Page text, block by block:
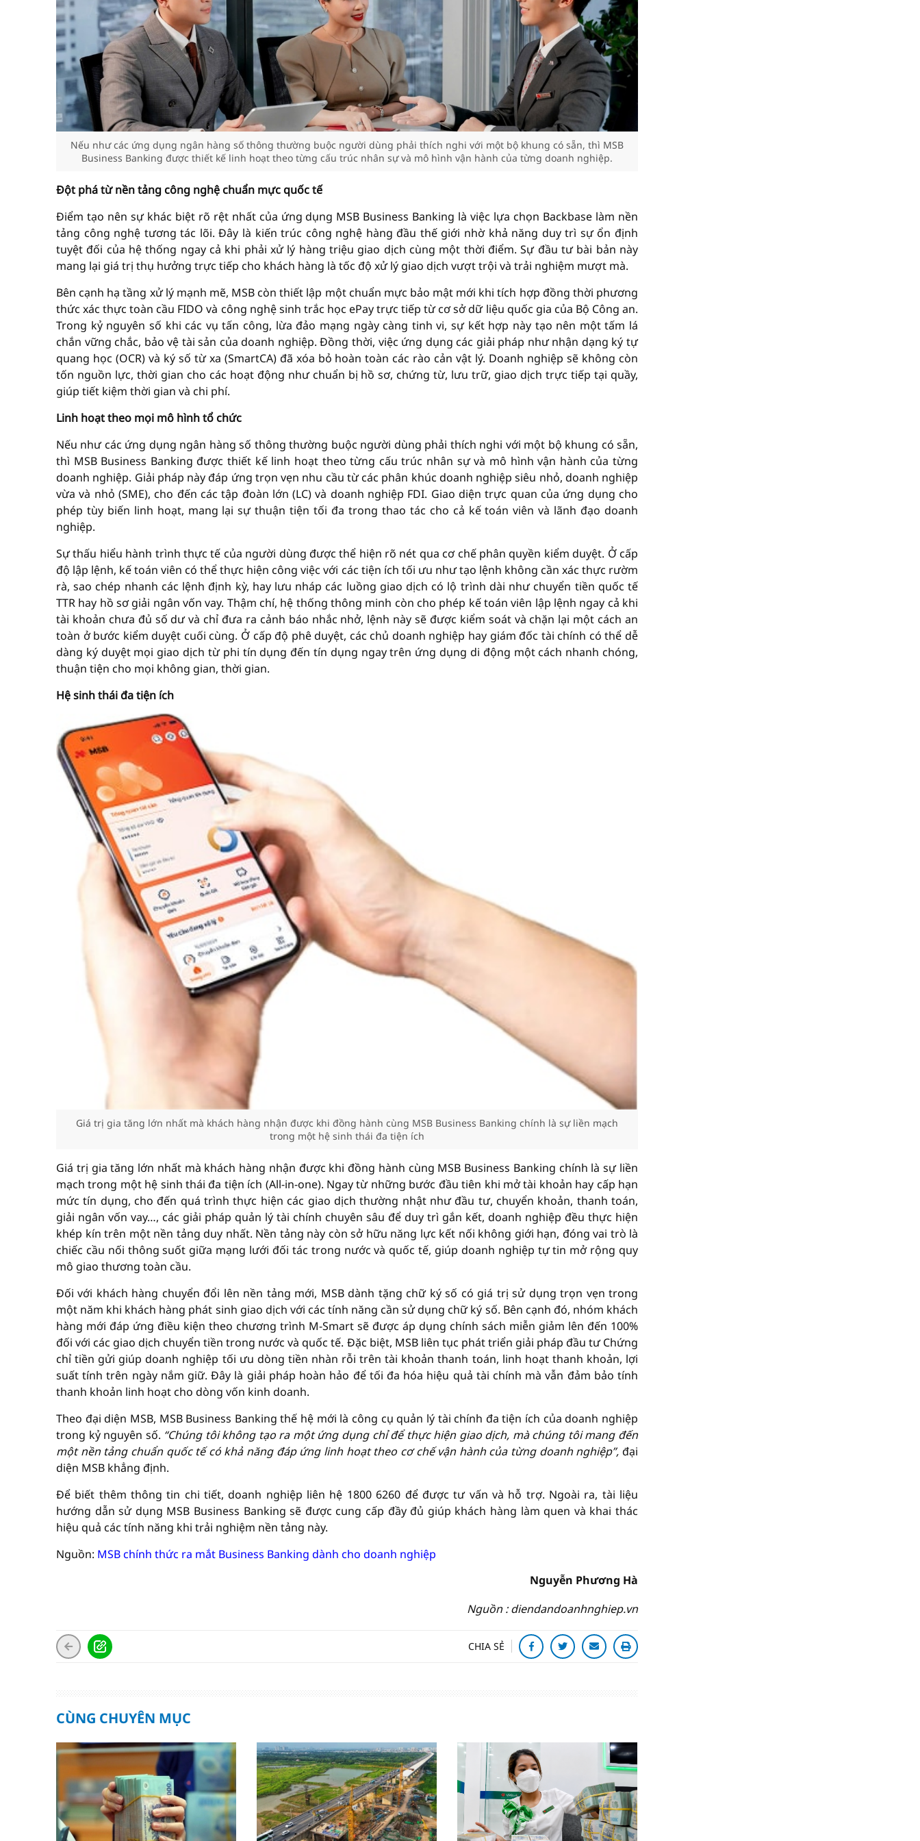
Nếu như các ứng dụng ngân hàng số thông thường buộc người dùng phải thích nghi với một bộ khung có sẵn, thì MSB
Business Banking được thiết kế linh hoạt theo từng cấu trúc nhân sự và mô hình vận hành của từng doanh nghiệp.
Đột phá từ nền tảng công nghệchuẩn mực quốc tế
Điểm tạo nên sự khác biệt rõ rệt nhất của ứng dụng MSB Business Banking là việc lựa chọn Backbase làm nền
tảng công nghệ tương tác lõi. Đây là kiến trúc công nghệ hàng đầu thế giới nhờ khả năng duy trì sự ổn định
tuyệt đối của hệ thống ngay cả khi phải xử lý hàng triệu giao dịch cùng một thời điểm. Sự đầu tư bài bản này
mang lại giá trị thụ hưởng trực tiếp cho khách hàng là tốc độ xử lý giao dịch vượt trội và trải nghiệm mượt mà.
Bên cạnh hạ tầng xử lý mạnh mẽ, MSB còn thiết lập một chuẩn mực bảo mật mới khi tích hợp đồng thời phương
thức xác thực toàn cầu FIDO và công nghệ sinh trắc học ePay trực tiếp từ cơ sở dữ liệu quốc gia của Bộ Công an.
Trong kỷ nguyên số khi các vụ tấn công, lừa đảo mạng ngày càng tinh vi, sự kết hợp này tạo nên một tấm lá
chắn vững chắc, bảo vệ tài sản của doanh nghiệp. Đồng thời, việc ứng dụng các giải pháp như nhận dạng ký tự
quang học (OCR) và ký số từ xa (SmartCA) đã xóa bỏ hoàn toàn các rào cản vật lý. Doanh nghiệp sẽ không còn
tốn nguồn lực, thời gian cho các hoạt động như chuẩn bị hồ sơ, chứng từ, lưu trữ, giao dịch trực tiếp tại quầy,
giúp tiết kiệm thời gian và chi phí.
Linh hoạt theo mọi mô hình tổ chức
Nếu như các ứng dụng ngân hàng số thông thường buộc người dùng phải thích nghi với một bộ khung có sẵn,
thì MSB Business Banking được thiết kế linh hoạt theo từng cấu trúc nhân sự và mô hình vận hành của từng
doanh nghiệp. Giải pháp này đáp ứng trọn vẹn nhu cầu từ các phân khúc doanh nghiệp siêu nhỏ, doanh nghiệp
vừa và nhỏ (SME), cho đến các tập đoàn lớn (LC) và doanh nghiệp FDI. Giao diện trực quan của ứng dụng cho
phép tùy biến linh hoạt, mang lại sự thuận tiện tối đa trong thao tác cho cả kế toán viên và lãnh đạo doanh
nghiệp.
Sự thấu hiểu hành trình thực tế của người dùng được thể hiện rõ nét qua cơ chế phân quyền kiểm duyệt. Ở cấp
độ lập lệnh, kế toán viên có thể thực hiện công việc với các tiện ích tối ưu như tạo lệnh không cần xác thực rườm
rà, sao chép nhanh các lệnh định kỳ, hay lưu nháp các luồng giao dịch có lộ trình dài như chuyển tiền quốc tế
TTR hay hồ sơ giải ngân vốn vay. Thậm chí, hệ thống thông minh còn cho phép kế toán viên lập lệnh ngay cả khi
tài khoản chưa đủ số dư và chỉ đưa ra cảnh báo nhắc nhở, lệnh này sẽ được kiểm soát và chặn lại một cách an
toàn ở bước kiểm duyệt cuối cùng. Ở cấp độ phê duyệt, các chủ doanh nghiệp hay giám đốc tài chính có thể dễ
dàng ký duyệt mọi giao dịch từ phi tín dụng đến tín dụng ngay trên ứng dụng di động một cách nhanh chóng,
thuận tiện cho mọi không gian, thời gian.
Hệ sinh thái đa tiện ích
Giá trị gia tăng lớn nhất mà khách hàng nhận được khi đồng hành cùng MSB Business Banking chính là sự liền mạch
trong một hệ sinh thái đa tiện ích
Giá trị gia tăng lớn nhất mà khách hàng nhận được khi đồng hành cùng MSB Business Banking chính là sự liền
mạch trong một hệ sinh thái đa tiện ích (All-in-one). Ngay từ những bước đầu tiên khi mở tài khoản hay cấp hạn
mức tín dụng, cho đến quá trình thực hiện các giao dịch thường nhật như đầu tư, chuyển khoản, thanh toán,
giải ngân vốn vay…, các giải pháp quản lý tài chính chuyên sâu để duy trì gắn kết, doanh nghiệp đều thực hiện
khép kín trên một nền tảng duy nhất. Nền tảng này còn sở hữu năng lực kết nối không giới hạn, đóng vai trò là
chiếc cầu nối thông suốt giữa mạng lưới đối tác trong nước và quốc tế, giúp doanh nghiệp tự tin mở rộng quy
mô giao thương toàn cầu.
Đối với khách hàng chuyển đổi lên nền tảng mới, MSB dành tặng chữ ký số có giá trị sử dụng trọn vẹn trong
một năm khi khách hàng phát sinh giao dịch với các tính năng cần sử dụng chữ ký số. Bên cạnh đó, nhóm khách
hàng mới đáp ứng điều kiện theo chương trình M-Smart sẽ được áp dụng chính sách miễn giảm lên đến 100%
đối với các giao dịch chuyển tiền trong nước và quốc tế. Đặc biệt, MSB liên tục phát triển giải pháp đầu tư Chứng
chỉ tiền gửi giúp doanh nghiệp tối ưu dòng tiền nhàn rỗi trên tài khoản thanh toán, linh hoạt thanh khoản, lợi
suất tính trên ngày nắm giữ. Đây là giải pháp hoàn hảo để tối đa hóa hiệu quả tài chính mà vẫn đảm bảo tính
thanh khoản linh hoạt cho dòng vốn kinh doanh.
Theo đại diện MSB, MSB Business Banking thế hệ mới là công cụ quản lý tài chính đa tiện ích của doanh nghiệp
trong kỷ nguyên số. “Chúng tôi không tạo ra một ứng dụng chỉ để thực hiện giao dịch, mà chúng tôi mang đến
một nền tảng chuẩn quốc tế có khả năng đáp ứng linh hoạt theo cơ chếvận hành của từng doanh nghiệp”,đại
diện MSB khẳng định.
Để biết thêm thông tin chi tiết, doanh nghiệp liên hệ 1800 6260 để được tư vấn và hỗ trợ. Ngoài ra, tài liệu
hướng dẫn sử dụng MSB Business Banking sẽ được cung cấp đầy đủ giúp khách hàng làm quen và khai thác
hiệu quả các tính năng khi trải nghiệm nền tảng này.
Nguồn: MSB chính thức ra mắt Business Banking dành cho doanh nghiệp
Nguyễn Phương Hà
Nguồn : diendandoanhnghiep.vn
CHIA SẺ
CÙNG CHUYÊN MỤC